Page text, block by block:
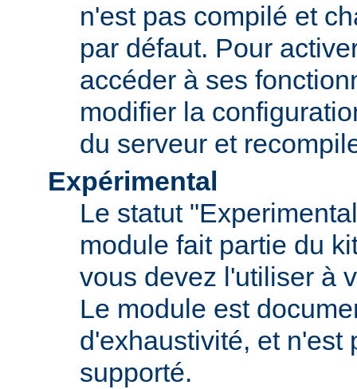
n'est pas compilé et
par défaut. Pour
accéder à ses
modifier la
du serveur et
Expérimental
Le statut
module fait partie du
vous devez l'utiliser à
Le module est
d'exhaustivité, et n'est
supporté.